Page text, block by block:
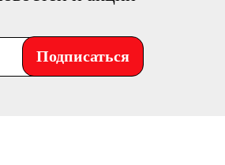
Подписаться